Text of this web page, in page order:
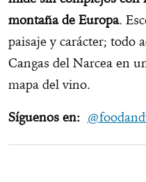
montaña de Europa.
paisaje y carácter; todo
Cangas del Narcea en
mapa del vino.
Síguenos en: